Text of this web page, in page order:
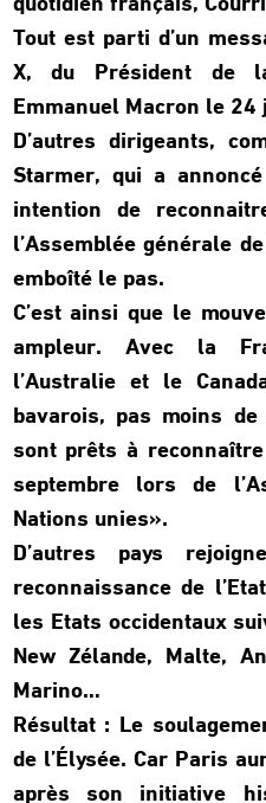
Tout est parti d’un
X, du Président de
Emmanuel Macron le
D’autres dirigeants,
Starmer, qui a
intention de
l’Assemblée générale
emboîté le pas.
C’est ainsi que le
ampleur. Avec la
l’Australie et le
bavarois, pas moins
sont prêts à
septembre lors de
Nations unies».
D’autres pays
reconnaissance de
les Etats occidentaux
New Zélande, Malte,
Marino…
Résultat : Le
de l’Élysée. Car Paris
après son initiative